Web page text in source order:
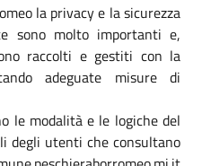
la privacy e la sicurezza
sono molto importanti e,
raccolti e gestiti con la
adeguate misure di
le modalità e le logiche del
degli utenti che consultano